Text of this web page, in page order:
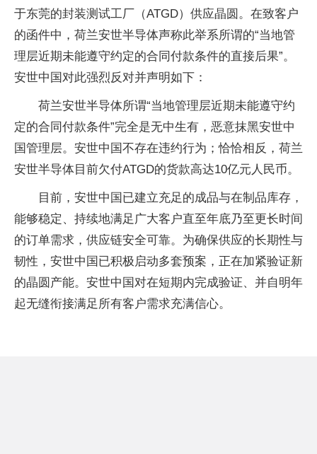
于东莞的封装测试工厂（ATGD）供应晶圆。在致客户
的函件中，荷兰安世半导体声称此举系所谓的“当地管
理层近期未能遵守约定的合同付款条件的直接后果”。
安世中国对此强烈反对并声明如下：
荷兰安世半导体所谓“当地管理层近期未能遵守约
定的合同付款条件”完全是无中生有，恶意抹黑安世中
国管理层。安世中国不存在违约行为；恰恰相反，荷兰
安世半导体目前欠付ATGD的货款高达10亿元人民币。
目前，安世中国已建立充足的成品与在制品库存，
能够稳定、持续地满足广大客户直至年底乃至更长时间
的订单需求，供应链安全可靠。为确保供应的长期性与
韧性，安世中国已积极启动多套预案，正在加紧验证新
的晶圆产能。安世中国对在短期内完成验证、并自明年
起无缝衔接满足所有客户需求充满信心。